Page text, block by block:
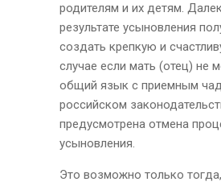
родителям и их детям.
результате усыновления
создать крепкую и
случае если мать (отец) не
общий язык с приемным
российском
предусмотрена отмена
усыновления.
Это возможно только